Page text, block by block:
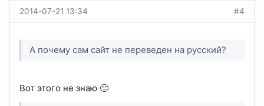
2014-07-21 13:34 #4
А почему сам сайт не переведен на русский?
Вот этого не знаю 🙂